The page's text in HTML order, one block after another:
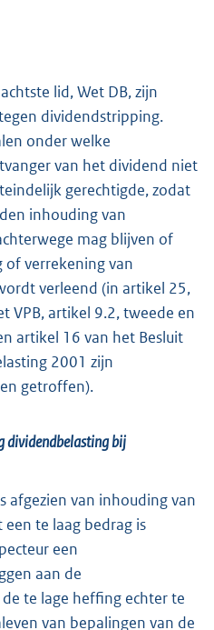
lid, Wet DB, zijn
dividendstripping.
onder welke
van het dividend niet
gerechtigde, zodat
inhouding van
mag blijven of
of verrekening van
verleend (in artikel 25,
VPB, artikel 9.2, tweede en
artikel 16 van het Besluit
2001 zijn
getroffen).
dividendbelasting bij
afgezien van inhouding van
te laag bedrag is
een
aan de
te lage heffing echter te
van bepalingen van de